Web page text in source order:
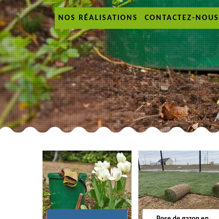
NOS RÉALISATIONS CONTACTEZ-